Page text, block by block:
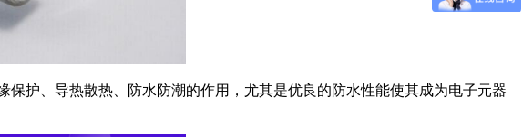
保护、导热散热、防水防潮的作用，尤其是优良的防水性能使其成为电子元器